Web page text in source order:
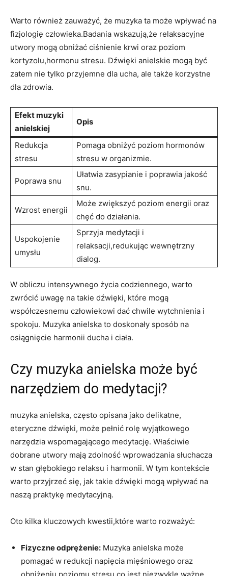
Warto⁤ również zauważyć,‍ że muzyka ta​ może ‌wpływać na
fizjologię ⁣człowieka.Badania wskazują,że relaksacyjne
utwory mogą obniżać ciśnienie ⁢krwi oraz‍ poziom
kortyzolu,hormonu stresu.‌ Dźwięki⁤ anielskie mogą być
zatem nie tylko ⁤przyjemne ‌dla ‍ucha, ale także korzystne
dla zdrowia.
Efekt muzyki
anielskiej
Opis
Redukcja‌
stresu
Pomaga obniżyć poziom hormonów
stresu w organizmie.
Poprawa ⁣snu
Ułatwia‌ zasypianie ​i poprawia jakość
‍snu.
Wzrost⁤ energii
Może zwiększyć ⁢poziom ⁤energii oraz
chęć do działania.
Uspokojenie
umysłu
Sprzyja medytacji i
relaksacji,redukując wewnętrzny
dialog.
W obliczu ⁢intensywnego‍ życia codziennego, warto
‍zwrócić uwagę‍ na takie ⁢dźwięki, które mogą
współczesnemu człowiekowi ​dać chwile‍ wytchnienia ‌i
‍spokoju. Muzyka anielska to doskonały sposób na​
osiągnięcie ‍harmonii ducha ‌i‍ ciała.
Czy muzyka anielska może być
narzędziem do medytacji?
muzyka⁤ anielska,‍ często opisana‌ jako delikatne,
eteryczne⁢ dźwięki, może⁣ pełnić rolę ‌wyjątkowego
narzędzia⁤ wspomagającego medytację. Właściwie
dobrane utwory‌ mają‍ zdolność wprowadzania⁤ słuchacza
‌w⁢ stan głębokiego relaksu i harmonii. W⁤ tym kontekście
warto przyjrzeć się,⁣ jak ‌takie dźwięki ​mogą wpływać​ na
naszą praktykę‍ medytacyjną.
Oto kilka kluczowych ⁢kwestii,które warto ‍rozważyć:
Fizyczne odprężenie: ⁢Muzyka anielska ‌może⁢
pomagać w ⁢redukcji⁤ napięcia‌ mięśniowego oraz